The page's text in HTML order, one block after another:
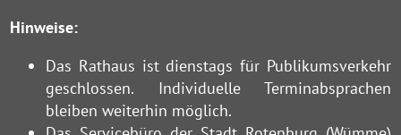
Hinweise:
Das Rathaus ist dienstags für Publikumsverkehr
geschlossen. Individuelle Terminabsprachen
bleiben weiterhin möglich.